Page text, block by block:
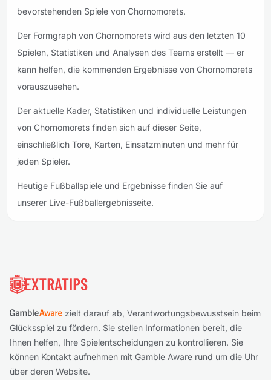
bevorstehenden Spiele von Chornomorets.
Der Formgraph von Chornomorets wird aus den letzten 10
Spielen, Statistiken und Analysen des Teams erstellt — er
kann helfen, die kommenden Ergebnisse von Chornomorets
vorauszusehen.
Der aktuelle Kader, Statistiken und individuelle Leistungen
von Chornomorets finden sich auf dieser Seite,
einschließlich Tore, Karten, Einsatzminuten und mehr für
jeden Spieler.
Heutige Fußballspiele und Ergebnisse finden Sie auf
unserer Live-Fußballergebnisseite.
zielt darauf ab, Verantwortungsbewusstsein beim
Glücksspiel zu fördern. Sie stellen Informationen bereit, die
Ihnen helfen, Ihre Spielentscheidungen zu kontrollieren. Sie
können Kontakt aufnehmen mit Gamble Aware rund um die Uhr
über deren Website.